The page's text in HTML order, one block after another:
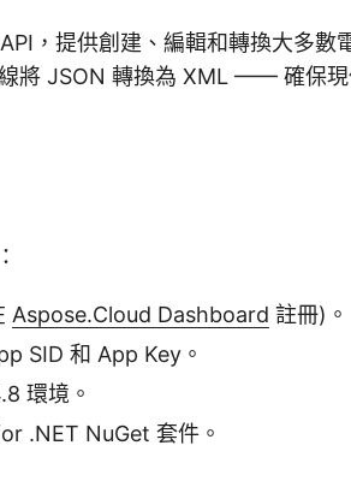
，提供創建、編輯和轉換大多數
將 JSON 轉換為 XML —— 確保現
Aspose.Cloud Dashboard 註冊)。
SID 和 App Key。
環境。
.NET NuGet 套件。